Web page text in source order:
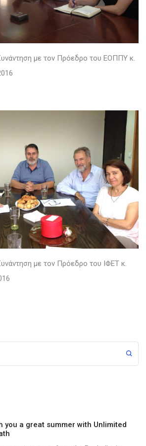
με τον Πρόεδρο του ΕΟΠΠΥ κ.
με τον Πρόεδρο του ΙΦΕΤ κ.
you a great summer with Unlimited